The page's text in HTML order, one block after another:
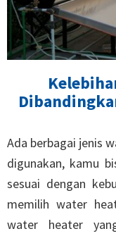
Ada berbagai jenis
digunakan, kamu
sesuai dengan
memilih water
water heater